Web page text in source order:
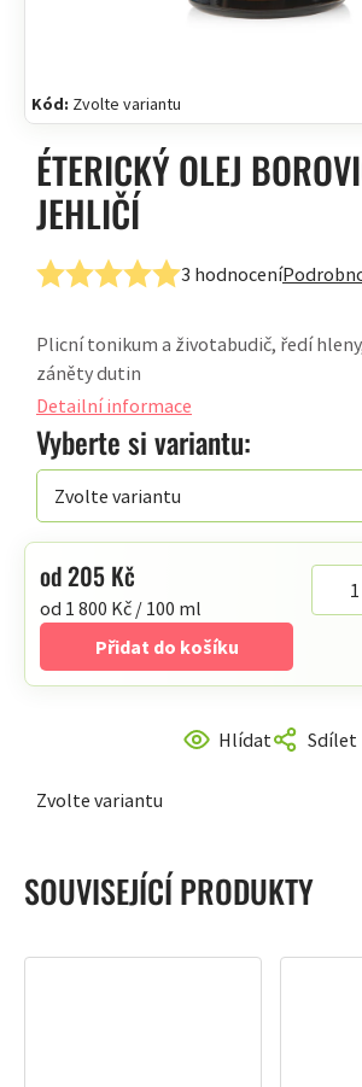
Kód: Zvolte variantu
ÉTERICKÝ OLEJ
JEHLIČÍ
Průměrné
produktu
je
5,0
z
5
hvězdiček.
3 hodnocení
Zvolte variantu
Vyberte si variantu:
Plicní tonikum a životabudič, ředí
záněty dutin
Detailní informace
Hlídat Sdílet
od205 Kč
Měrná
cena:
od 1 800 Kč / 100 ml
Přidat do košíku
SOUVISEJÍCÍ PRODUKTY